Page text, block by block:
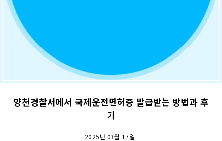
양천경찰서에서 국제운전면허증 발급받는 방법과 후
기
2025년 03월 17일